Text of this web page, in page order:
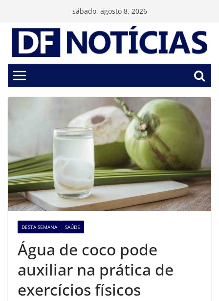
conteúdo
sábado, agosto 8, 2026
DESTA SEMANA SAÚDE
Água de coco pode
auxiliar na prática de
exercícios físicos